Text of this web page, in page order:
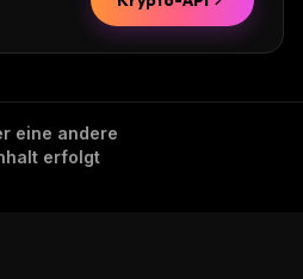
eine andere
erfolgt